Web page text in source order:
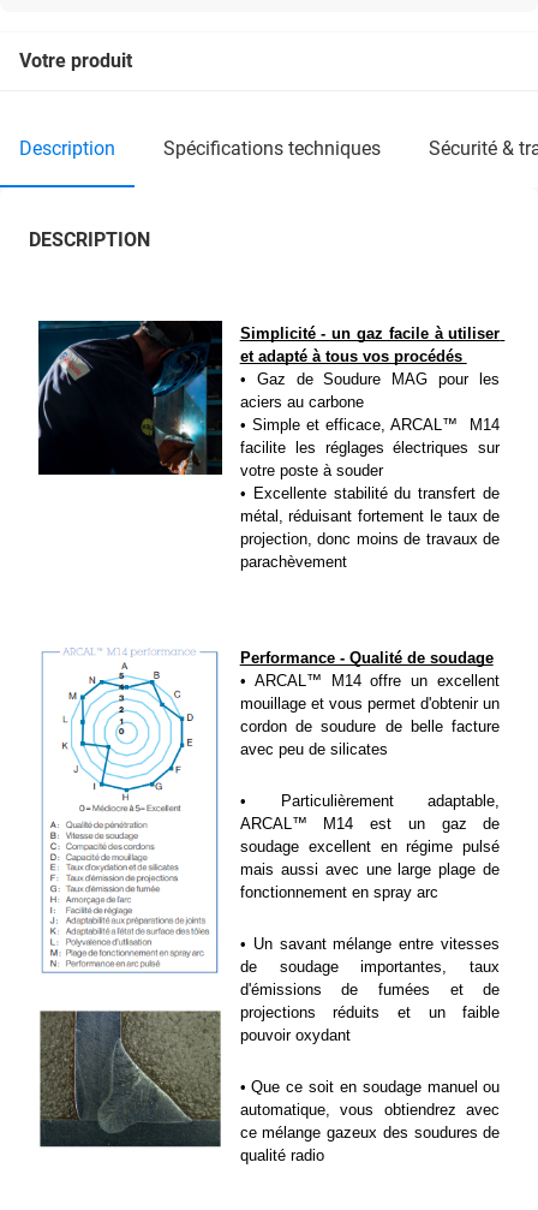
Votre produit
description spécifications techniques sécurité &
DESCRIPTION
Simplicité - un gaz facile à utiliser
et adapté à tous vos procédés
• Gaz de Soudure MAG pour les
aciers au carbone
• Simple et efficace, ARCAL™  M14
facilite les réglages électriques sur
votre poste à souder
• Excellente stabilité du transfert de
métal, réduisant fortement le taux de
projection, donc moins de travaux de
parachèvement
Performance - Qualité de soudage
• ARCAL™ M14 offre un excellent
mouillage et vous permet d'obtenir un
cordon de soudure de belle facture
avec peu de silicates
• Particulièrement adaptable,
ARCAL™ M14 est un gaz de
soudage excellent en régime pulsé
mais aussi avec une large plage de
fonctionnement en spray arc
• Un savant mélange entre vitesses
de soudage importantes, taux
d'émissions de fumées et de
projections réduits et un faible
pouvoir oxydant
• Que ce soit en soudage manuel ou
automatique, vous obtiendrez avec
ce mélange gazeux des soudures de
qualité radio